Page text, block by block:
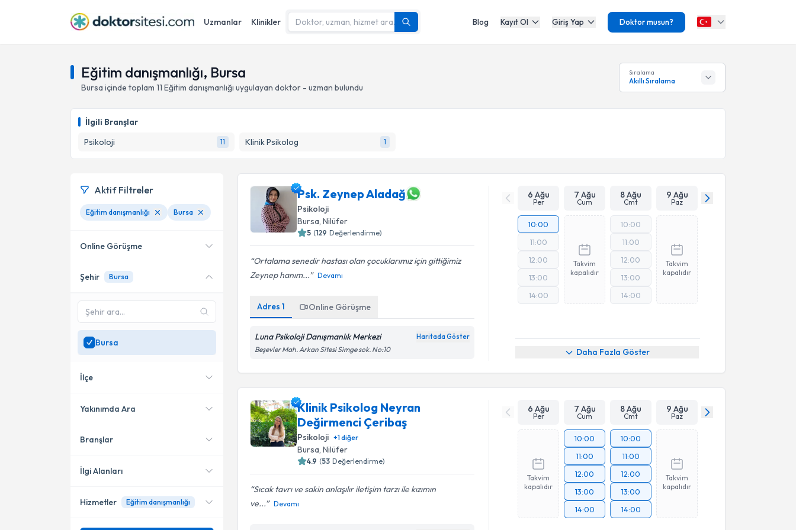
Uzmanlar Klinikler Blog Kayıt Ol Giriş Yap Doktor musun?
Eğitim danışmanlığı, Bursa
Bursa içinde toplam 11 Eğitim danışmanlığı uygulayan doktor - uzman bulundu
Sıralama
Akıllı Sıralama
İlgili Branşlar
Psikoloji
11 Klinik Psikolog 1
Psk. Zeynep Aladağ
Psikoloji
Bursa, Nilüfer
5 (129 Değerlendirme)
Ortalama senedir hastası olan çocuklarımız için gittiğimiz
Zeynep hanım...
Devamı
Adres1 Online Görüşme
Luna Psikoloji Danışmanlık Merkezi Haritada Göster
Beşevler Mah. Arkan Sitesi Simge sok. No:10
6 Ağu
Per
7 Ağu
Cum
8 Ağu
Cmt
9 Ağu
Paz
10:00
11:00
12:00
13:00
14:00
Takvim
kapalıdır
10:00
11:00
12:00
13:00
14:00
Takvim
kapalıdır
Daha Fazla Göster
Klinik Psikolog Neyran
Değirmenci Çeribaş
Psikoloji +1diğer
Bursa , Nilüfer
4.9 (53 Değerlendirme)
Sıcak tavrı ve sakin anlaşılır iletişim tarzı ile kızımın
ve...
Devamı
6 Ağu
Per
7 Ağu
Cum
8 Ağu
Cmt
9 Ağu
Paz
Takvim
kapalıdır
10:00
11:00
12:00
13:00
14:00
10:00
11:00
12:00
13:00
14:00
Takvim
kapalıdır
Aktif Filtreler
Eğitim danışmanlığı Bursa
Online Görüşme
Online danışmanlık sunan
SadeceBursa
uzman ara
Şehir Bursa
Bursa
İlçe
Nilüfer
Osmangazi
Yakınımda Ara
Konumuma yakın uzmanları
Branşlar
Psikoloji
İlgi Alanları
Hizmetler Eğitim danışmanlığı